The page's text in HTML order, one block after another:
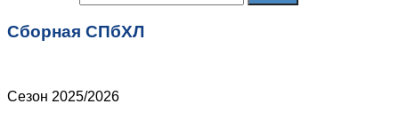
Сборная СПбХЛ
Сезон 2025/2026